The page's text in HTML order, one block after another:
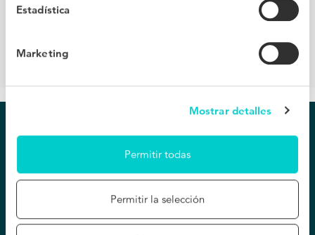
Estadística
Marketing
Mostrar detalles
Permitir todas
Permitir la selección